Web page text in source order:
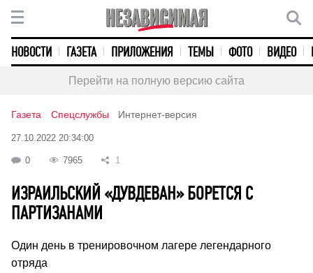
НОВОСТИ ГАЗЕТА ПРИЛОЖЕНИЯ ТЕМЫ ФОТО ВИДЕО
Перейти на полную версию сайта
Газета Спецслужбы Интернет-версия
27.10.2022 20:34:00
0 7965 1
ИЗРАИЛЬСКИЙ «ДУВДЕВАН» БОРЕТСЯ С
ПАРТИЗАНАМИ
Один день в тренировочном лагере легендарного
отряда